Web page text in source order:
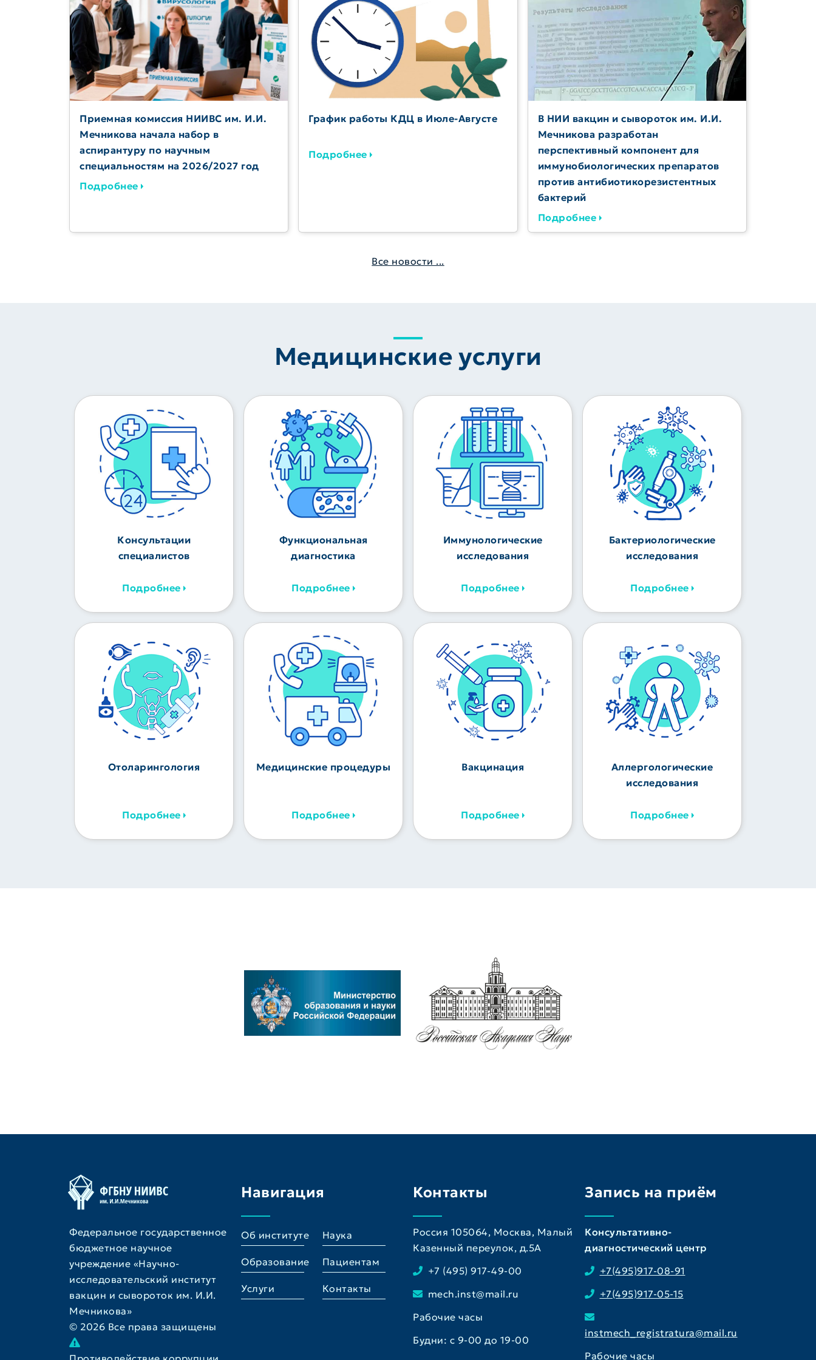
Приемная комиссия НИИВС им. И.И.
Мечникова начала набор в
аспирантуру по научным
специальностям на 2026/2027 год
Подробнее
График работы КДЦ в Июле-Августе
Подробнее
В НИИ вакцин и сывороток им. И.И.
Мечникова разработан
перспективный компонент для
иммунобиологических препаратов
против антибиотикорезистентных
бактерий
Подробнее
Все новости ...
Медицинские услуги
Консультации
специалистов
Подробнее
Отоларингология
Подробнее
Функциональная
диагностика
Подробнее
Медицинские процедуры
Подробнее
Иммунологические
исследования
Подробнее
Вакцинация
Подробнее
Бактериологические
исследования
Подробнее
Аллергологические
исследования
Подробнее
Федеральное государственное
бюджетное научное
учреждение «Научно-
исследовательский институт
вакцин и сывороток им. И.И.
Мечникова»
© 2026 Все права защищены
Навигация
Об институте Наука
Образование Пациентам
Услуги Контакты
Контакты
Россия 105064, Москва, Малый
Казенный переулок, д.5A
+7 (495) 917-49-00
mech.inst@mail.ru
Рабочие часы
Будни: с 9-00 до 19-00
Запись на приём
Консультативно-
диагностический центр
+7(495)917-08-91
+7(495)917-05-15
instmech_registratura@mail.ru
Рабочие часы